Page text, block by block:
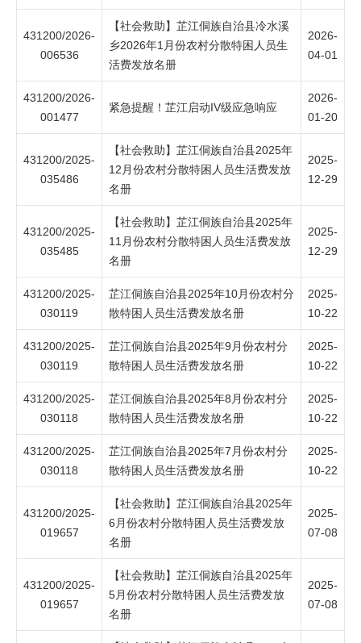
431200/2026-
006536
【社会救助】芷江侗族自治县冷水溪
乡2026年1月份农村分散特困人员生
活费发放名册
2026-
04-01
431200/2026-
001477
紧急提醒！芷江启动IV级应急响应
2026-
01-20
431200/2025-
035486
【社会救助】芷江侗族自治县2025年
12月份农村分散特困人员生活费发放
名册
2025-
12-29
431200/2025-
035485
【社会救助】芷江侗族自治县2025年
11月份农村分散特困人员生活费发放
名册
2025-
12-29
431200/2025-
030119
芷江侗族自治县2025年10月份农村分
散特困人员生活费发放名册
2025-
10-22
431200/2025-
030119
芷江侗族自治县2025年9月份农村分
散特困人员生活费发放名册
2025-
10-22
431200/2025-
030118
芷江侗族自治县2025年8月份农村分
散特困人员生活费发放名册
2025-
10-22
431200/2025-
030118
芷江侗族自治县2025年7月份农村分
散特困人员生活费发放名册
2025-
10-22
431200/2025-
019657
【社会救助】芷江侗族自治县2025年
6月份农村分散特困人员生活费发放
名册
2025-
07-08
431200/2025-
019657
【社会救助】芷江侗族自治县2025年
5月份农村分散特困人员生活费发放
名册
2025-
07-08